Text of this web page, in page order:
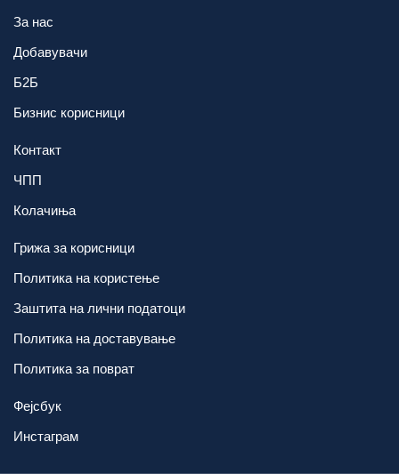
За нас
Добавувачи
Б2Б
Бизнис корисници
Контакт
ЧПП
Колачиња
Грижа за корисници
Политика на користење
Заштита на лични податоци
Политика на доставување
Политика за поврат
Фејсбук
Инстаграм